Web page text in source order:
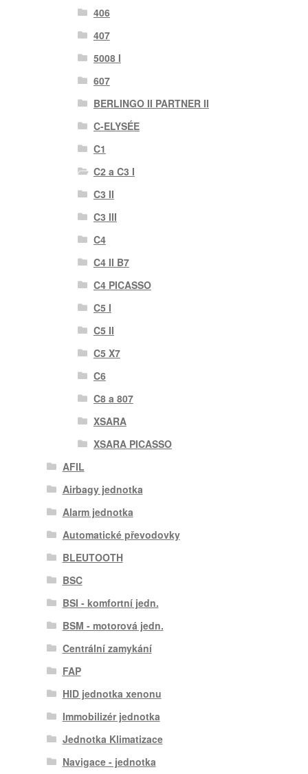
406
407
5008 I
607
BERLINGO II PARTNER II
C-ELYSÉE
C1
C2 a C3 I
C3 II
C3 III
C4
C4 II B7
C4 PICASSO
C5 I
C5 II
C5 X7
C6
C8 a 807
XSARA
XSARA PICASSO
AFIL
Airbagy jednotka
Alarm jednotka
Automatické převodovky
BLEUTOOTH
BSC
BSI - komfortní jedn.
BSM - motorová jedn.
Centrální zamykání
FAP
HID jednotka xenonu
Immobilizér jednotka
Jednotka Klimatizace
Navigace - jednotka